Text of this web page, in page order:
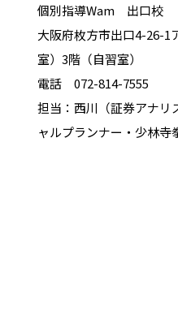
個別指導Wam 出口校
大阪府枚方市出口4-26-1
室）3階（自習室）
電話 072-814-7555
担当：西川（証券アナリ
ャルプランナー・少林寺